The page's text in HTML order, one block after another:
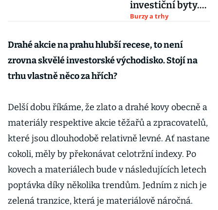
investiční byty.
Vydělají skoro na
Burzy a trhy
Drahé akcie na prahu hlubší recese, to není
zrovna skvělé investorské východisko. Stojí na
trhu vlastně něco za hřích?
Delší dobu říkáme, že zlato a drahé kovy obecně a
materiály respektive akcie těžařů a zpracovatelů,
které jsou dlouhodobě relativně levné. Ať nastane
cokoli, měly by překonávat celotržní indexy. Po
kovech a materiálech bude v následujících letech
poptávka díky několika trendům. Jedním z nich je
zelená tranzice, která je materiálově náročná.